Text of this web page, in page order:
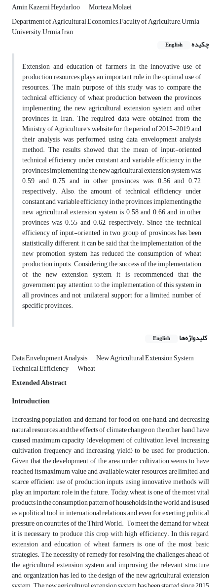
Amin Kazemi Heydarloo
Morteza Molaei
Department of Agricultural Economics, Faculty of Agriculture, Urmia
University, Urmia, Iran
چکیده
English
Extension and education of farmers in the innovative use of
production resources plays an important role in the optimal use of
resources. The main purpose of this study was to compare the
technical efficiency of wheat production between the provinces
implementing the new agricultural extension system and other
provinces in Iran. The required data were obtained from the
Ministry of Agriculture's website for the period of 2015-2019 and
their analysis was performed using data envelopment analysis
method. The results showed that the mean of input-oriented
technical efficiency under constant and variable efficiency in the
provinces implementing the new agricultural extension system was
0.59 and 0.75 and in other provinces was 0.56 and 0.72,
respectively. Also, the amount of technical efficiency under
constant and variable efficiency in the provinces implementing the
new agricultural extension system is 0.58 and 0.66 and in other
provinces was 0.55 and 0.62, respectively. Since the technical
efficiency of input-oriented in two group of provinces has been
statistically different, it can be said that the implementation of the
new promotion system has reduced the consumption of wheat
production inputs. Considering the success of the implementation
of the new extension system, it is recommended that the
government pay attention to the implementation of this system in
all provinces and not unilateral support for a limited number of
specific provinces.
کلیدواژه‌ها English
Data Envelopment Analysis New Agricultural Extension System
Technical Efficiency
Wheat
Extended Abstract
Introduction
Increasing population and demand for food on one hand, and decreasing
natural resources and the effects of climate change on the other hand, have
caused maximum capacity (development of cultivation level, increasing
cultivation frequency and increasing yield) to be used for production.
Given that the development of the area under cultivation seems to have
reached its maximum value and available water resources are limited and
scarce, efficient use of production inputs using innovative methods will
play an important role in the future. Today, wheat is one of the most vital
products in the consumption pattern of households in the world and is used
as a political tool in international relations and even for exerting political
pressure on countries of the Third World. To meet the demand for wheat,
it is necessary to produce this crop with high efficiency. In this regard,
extension and education of wheat farmers is one of the most basic
strategies. The necessity of remedy for resolving the challenges ahead of
the agricultural extension system and improving the relevant structure
and organization has led to the design of the new agricultural extension